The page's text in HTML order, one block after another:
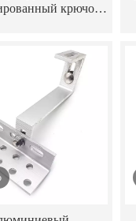
крючок
кронштейнах
панели